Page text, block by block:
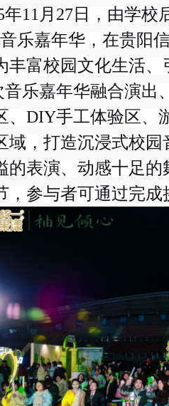
年11 月 27日，由学校
乐嘉年华，在贵阳
丰富校园文化生活
音乐嘉年华融合演出
DIY手工体验区、
域，打造沉浸式校
的表演、动感十足
，参与者可通过完